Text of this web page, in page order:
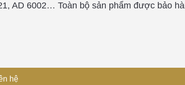
AD 6002… Toàn bộ sản phẩm được bảo
hệ